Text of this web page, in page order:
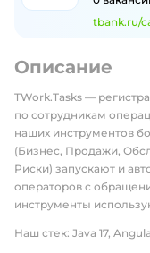
tbank.ru/
Описание
TWork.Tasks —
по сотрудникам
наших инструментов
(Бизнес, Продажи,
Риски) запускают и
операторов с
инструменты
Наш стек: Java 17,